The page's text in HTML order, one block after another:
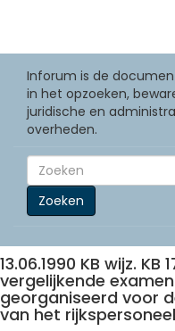
Inforum is de
in het opzoeken,
juridische en
overheden.
Zoeken
13.06.1990 KB wijz.
vergelijkende
georganiseerd voor
van het